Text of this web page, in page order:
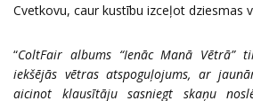
Cvetkovu, caur kustību izceļot dziesmas
“ColtFair albums “Ienāc Manā Vētrā”
iekšējās vētras atspoguļojums, ar
aicinot klausītāju sasniegt skaņu